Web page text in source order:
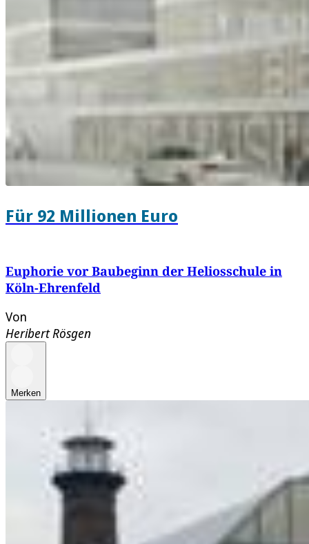
Für 92 Millionen Euro
Euphorie vor Baubeginn der Heliosschule in
Köln-Ehrenfeld
Von
Heribert Rösgen
Merken